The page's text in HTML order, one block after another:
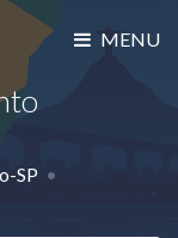
MENU
SP